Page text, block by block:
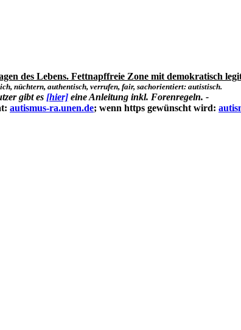
des Lebens. Fettnapffreie Zone mit demokratisch
nüchtern, authentisch, verrufen, fair, sachorientiert: autistisch.
gibt es [hier]eine Anleitung inkl. Forenregeln. -
autismus-ra.unen.de; wenn https gewünscht wird: